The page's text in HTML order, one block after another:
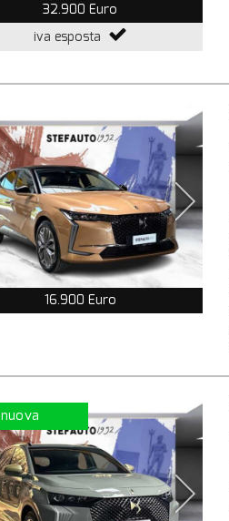
32.900 Euro
iva esposta
16.900 Euro
nuova